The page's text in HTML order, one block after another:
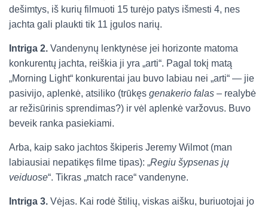
dešimtys, iš kurių filmuoti 15 turėjo patys išmesti 4, nes
jachta gali plaukti tik 11 įgulos narių.
Intriga 2. Vandenynų lenktynėse jei horizonte matoma
konkurentų jachta, reiškia ji yra „arti“. Pagal tokį matą
„Morning Light“ konkurentai jau buvo labiau nei „arti“ — jie
pasivijo, aplenkė, atsiliko (trūkęs genakerio falas – realybė
ar režisūrinis sprendimas?) ir vėl aplenkė varžovus. Buvo
beveik ranka pasiekiami.
Arba, kaip sako jachtos škiperis Jeremy Wilmot (man
labiausiai nepatikęs filme tipas): „Regiu šypsenas jų
veiduose“. Tikras „match race“ vandenyne.
Intriga 3. Vėjas. Kai rodė štilių, viskas aišku, buriuotojai jo